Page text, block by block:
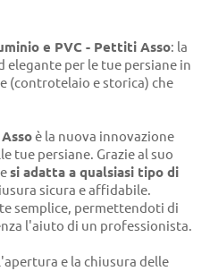
e PVC - Pettiti Asso: la
elegante per le tue persiane in
(controtelaio e storica) che
è la nuova innovazione
tue persiane. Grazie al suo
si adatta a qualsiasi tipo di
sicura e affidabile.
semplice, permettendoti di
l'aiuto di un professionista.
e la chiusura delle